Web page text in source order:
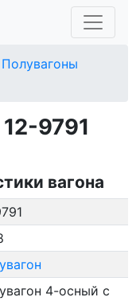
Полувагоны
9791
вагона
4-осный с